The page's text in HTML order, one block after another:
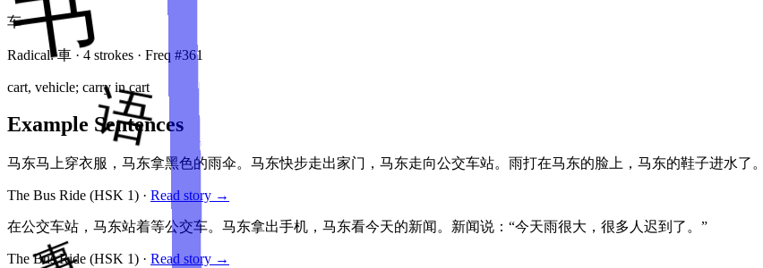
车
Radical:車 · 4 strokes · Freq #361
cart, vehicle; carry in cart
Example Sentences
马东马上穿衣服，马东拿黑色的雨伞。马东快步走出家门，马东走向公交车站。雨打在马东的脸上，马东的鞋子进水了
The Bus Ride (HSK 1) · Read story →
在公交车站，马东站着等公交车。马东拿出手机，马东看今天的新闻。新闻说：“今天雨很大，很多人迟到了。”
The Bus Ride (HSK 1) · Read story →